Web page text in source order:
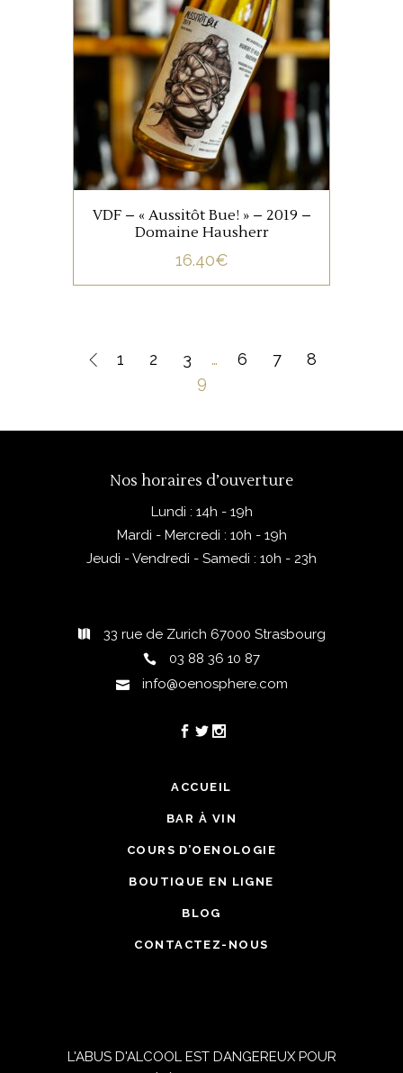
Assemblage des 3 cépages :
Auxerrois, Sylvaner et Pinot
Gris. Vin Nature, blanc sec
idéal sur les fromages, les
charcuteries ou en apéritif !
AJOUTER AU PANIER
VDF – « Aussitôt Bue! » – 2019 –
Domaine Hausherr
16.40€
1 2 3 … 6 7
8
9
Nos horaires d’ouverture
Lundi : 14h - 19h
Mardi - Mercredi : 10h - 19h
Jeudi - Vendredi - Samedi : 10h - 23h
33 rue de Zurich 67000 Strasbourg
03 88 36 10 87
info@oenosphere.com
ACCUEIL
BAR À VIN
COURS D’OENOLOGIE
BOUTIQUE EN LIGNE
BLOG
CONTACTEZ-NOUS
L'ABUS D'ALCOOL EST DANGEREUX POUR